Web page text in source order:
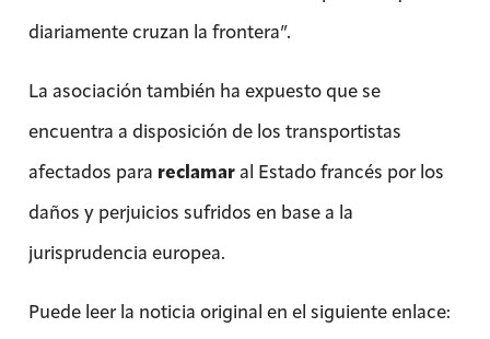
diariamente cruzan la frontera”.
La asociación también ha expuesto que se
encuentra a disposición de los transportistas
afectados para reclamar al Estado francés por los
daños y perjuicios sufridos en base a la
jurisprudencia europea.
Puede leer la noticia original en el siguiente enlace: